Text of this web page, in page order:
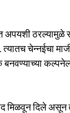
ठरल्यामुळे
चेन्नईचा
बनवण्याच्या
मिळवून दिले असून